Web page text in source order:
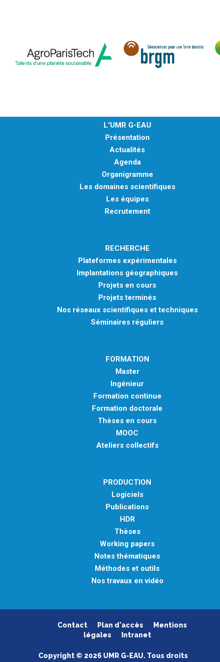
L'UMR G-EAU
Présentation
Actualités
Agenda
Organigramme
Les domaines scientifiques
Les équipes
Recrutement
RECHERCHE
Plateformes expérimentales
Implantations géographiques
Projets en cours
Projets terminés
Nos réseaux scientifiques et techniques
Séminaires réguliers
FORMATION
Master
Ingénieur
Formation continue
Formation doctorale
Thèses en cours
MOOC
Ateliers collectifs
PRODUCTION
Logiciels
Publications
HDR
Thèses
Working papers
Notes thématiques
Méthodes et outils
Nos travaux en vidéo
Contact Plan d'accès
Mentions
légales
Intranet
Copyright © 2026 UMR G-EAU. Tous droits